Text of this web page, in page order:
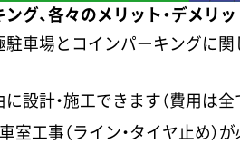
グ、各々のメリット・デメリッ
車場とコインパーキングに関
設計・施工できます（費用は
室工事（ライン・タイヤ止め）